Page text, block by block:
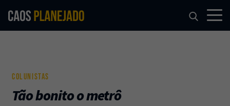
COLUNISTAS
Tão bonito o metrô